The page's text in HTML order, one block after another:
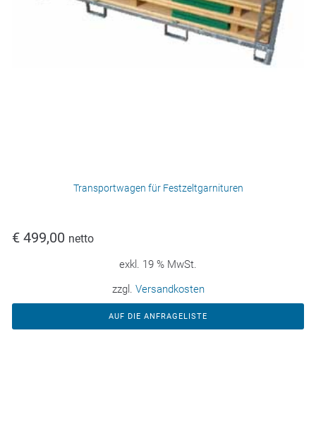
Transportwagen für Festzeltgarnituren
€ 499,00 netto
exkl. 19 % MwSt.
zzgl. Versandkosten
AUF DIE ANFRAGELISTE